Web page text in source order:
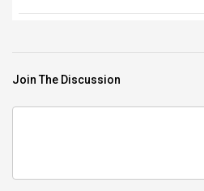
Join The Discussion